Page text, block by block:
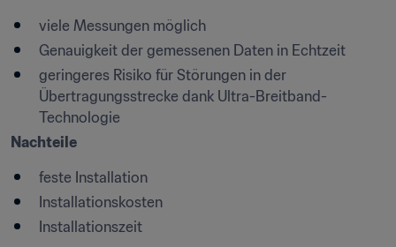
viele Messungen möglich
Genauigkeit der gemessenen Daten in Echtzeit
geringeres Risiko für Störungen in der
Übertragungsstrecke dank Ultra-Breitband-
Technologie
Nachteile
feste Installation
Installationskosten
Installationszeit